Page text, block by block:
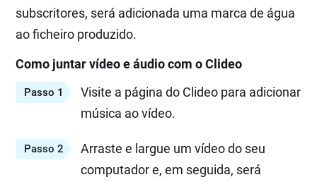
subscritores, será adicionada uma marca de água
ao ficheiro produzido.
Como juntar vídeo e áudio com o Clideo
Passo 1
Visite a página do Clideo para adicionar
música ao vídeo.
Passo 2
Arraste e largue um vídeo do seu
computador e, em seguida, será